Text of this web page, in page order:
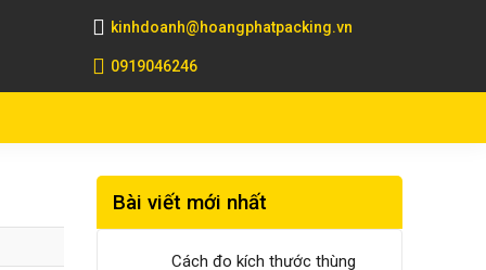
kinhdoanh@hoangphatpacking.vn
0919046246
Bài viết mới nhất
Cách đo kích thước thùng